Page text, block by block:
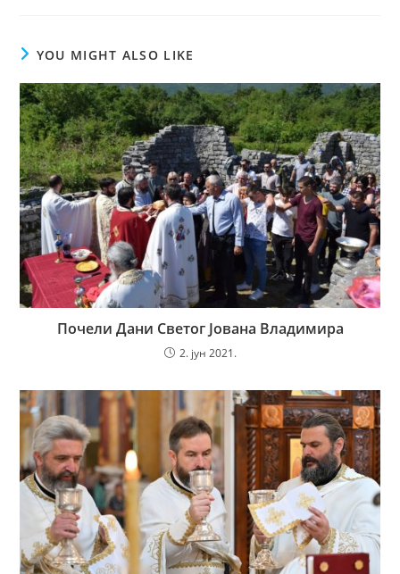
YOU MIGHT ALSO LIKE
Почели Дани Светог Јована Владимира
2. јун 2021.